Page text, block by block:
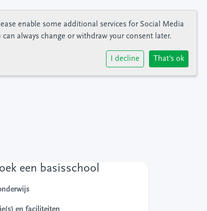
een basisschool
enable some additional services for Social Media
can always change or withdraw your consent later.
I decline That's ok